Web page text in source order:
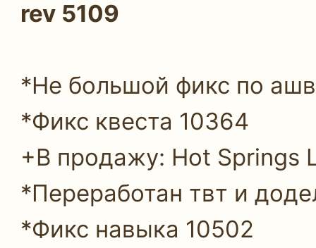
rev 5109
*Не большой фикс по
*Фикс квеста 10364
+В продажу: Hot Springs
*Переработан твт и
*Фикс навыка 10502